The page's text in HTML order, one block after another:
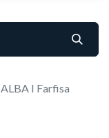
I Farfisa